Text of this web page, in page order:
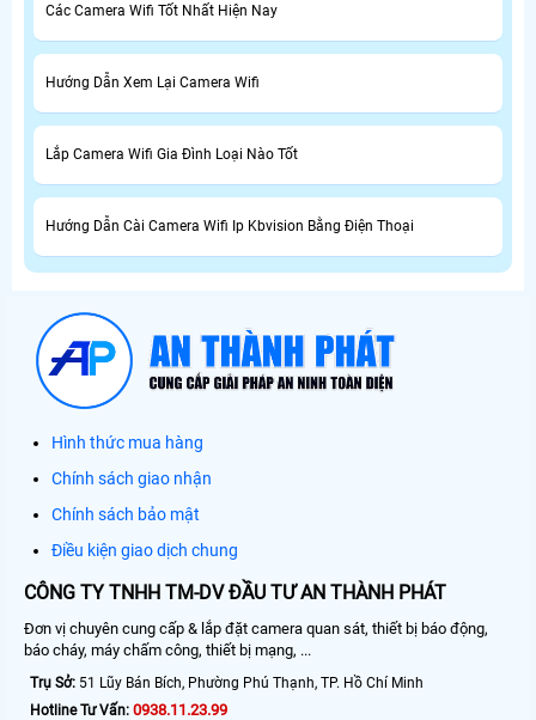
Các Camera Wifi Tốt Nhất Hiện Nay
Hướng Dẫn Xem Lại Camera Wifi
Lắp Camera Wifi Gia Đình Loại Nào Tốt
Hướng Dẫn Cài Camera Wifi Ip Kbvision Bằng Điện Thoại
Hình thức mua hàng
Chính sách giao nhận
Chính sách bảo mật
Điều kiện giao dịch chung
CÔNG TY TNHH TM-DV ĐẦU TƯ AN THÀNH PHÁT
Đơn vị chuyên cung cấp & lắp đặt camera quan sát, thiết bị báo động,
báo cháy, máy chấm công, thiết bị mạng, ...
Trụ Sở: 51 Lũy Bán Bích, Phường Phú Thạnh, TP. Hồ Chí Minh
Hotline Tư Vấn: 0938.11.23.99